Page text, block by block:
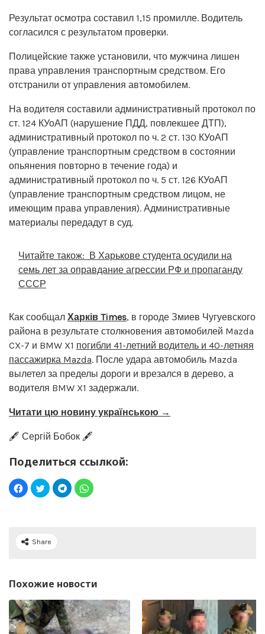
Результат осмотра составил 1,15 промилле. Водитель
согласился с результатом проверки.
Полицейские также установили, что мужчина лишен
права управления транспортным средством. Его
отстранили от управления автомобилем.
На водителя составили административный протокол по
ст. 124 КУоАП (нарушение ПДД, повлекшее ДТП),
административный протокол по ч. 2 ст. 130 КУоАП
(управление транспортным средством в состоянии
опьянения повторно в течение года) и
административный протокол по ч. 5 ст. 126 КУоАП
(управление транспортным средством лицом, не
имеющим права управления). Административные
материалы передадут в суд.
Читайте також: В Харькове студента осудили на
семь лет за оправдание агрессии РФ и пропаганду
СССР
Как сообщал Харків Times, в городе Змиев Чугуевского
района в результате столкновения автомобилей Mazda
CX-7 и BMW X1 погибли 41-летний водитель и 40-летняя
пассажирка Mazda. После удара автомобиль Mazda
вылетел за пределы дороги и врезался в дерево, а
водителя BMW X1 задержали.
Читати цю новину українською →
🖋️ Сергій Бобок 🖋️
Поделиться ссылкой:
Share
Похожие новости